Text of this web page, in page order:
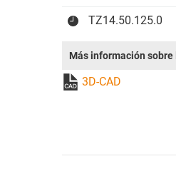
TZ14.50.125.0
Más información
3D-CAD